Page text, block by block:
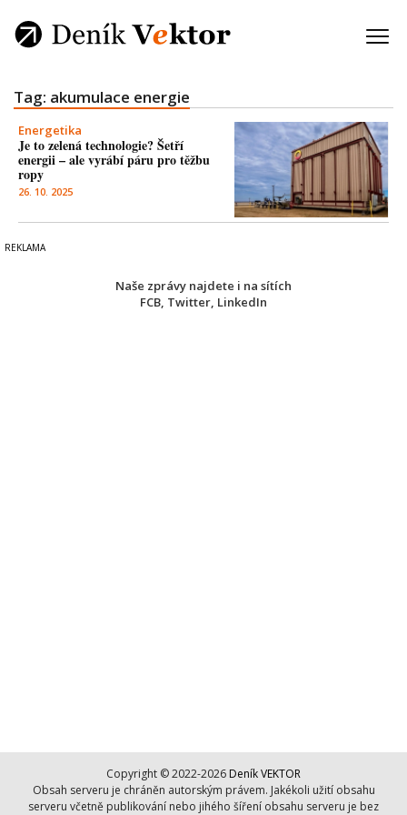
Tag: akumulace energie
Energetika
Je to zelená technologie? Šetří
energii – ale vyrábí páru pro těžbu
ropy
26. 10. 2025
Naše zprávy najdete i na sítích
FCB, Twitter, LinkedIn
Copyright © 2022-2026 Deník VEKTOR
Obsah serveru je chráněn autorským právem. Jakékoli užití obsahu
serveru včetně publikování nebo jihého šíření obsahu serveru je bez